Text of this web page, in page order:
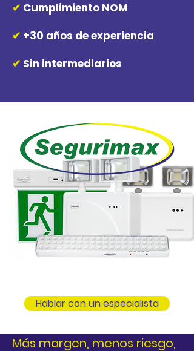
✔ Cumplimiento NOM
✔ +30 años de experiencia
✔ Sin intermediarios
Hablar con un especialista
Más margen, menos riesgo,